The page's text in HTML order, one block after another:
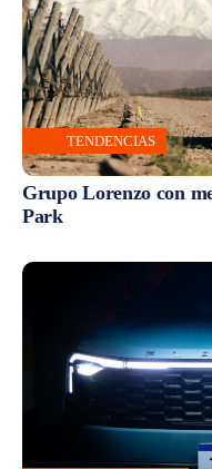
TENDENCIAS
Grupo Lorenzo con
Park